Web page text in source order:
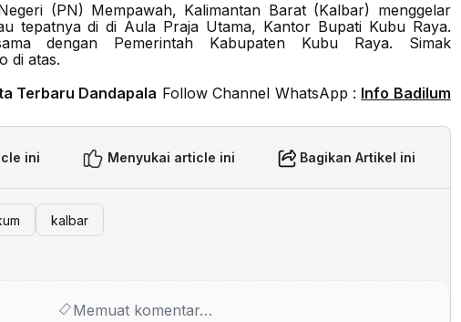
(PN) Mempawah, Kalimantan Barat (Kalbar) menggelar
tepatnya di di Aula Praja Utama, Kantor Bupati Kubu Raya.
dengan Pemerintah Kabupaten Kubu Raya. Simak
di atas.
Terbaru Dandapala Follow Channel WhatsApp : Info Badilum
ini Menyukai article ini Bagikan Artikel ini
kalbar
Memuat komentar…